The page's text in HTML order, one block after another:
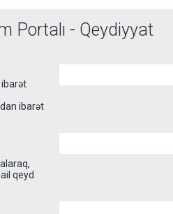
Portalı - Qeydiyyat
ibarət
qeyd